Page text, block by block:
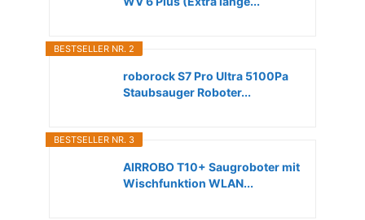
BESTSELLER NR. 2
roborock S7 Pro Ultra 5100Pa
Staubsauger Roboter...
BESTSELLER NR. 3
AIRROBO T10+ Saugroboter mit
Wischfunktion WLAN...